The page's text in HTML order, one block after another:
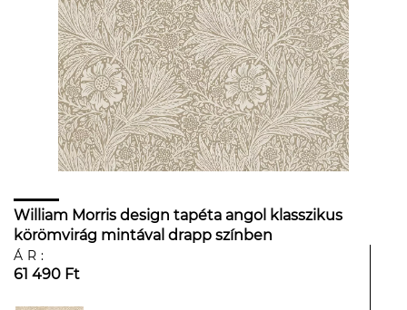
William Morris design tapéta angol klasszikus
körömvirág mintával drapp színben
ÁR:
61 490 Ft